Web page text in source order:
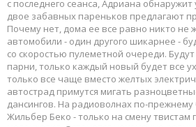
с последнего сеанса, Адриана
двое забавных пареньков предлагают
Почему нет, дома ее все равно никто не
автомобили - один другого шикарнее -
со скоростью пулеметной очереди. Будут
парни, только каждый новый будет все
только все чаще вместо желтых
автострад примутся мигать
дансингов. На радиоволнах по-
Жильбер Беко - только на смену твистам